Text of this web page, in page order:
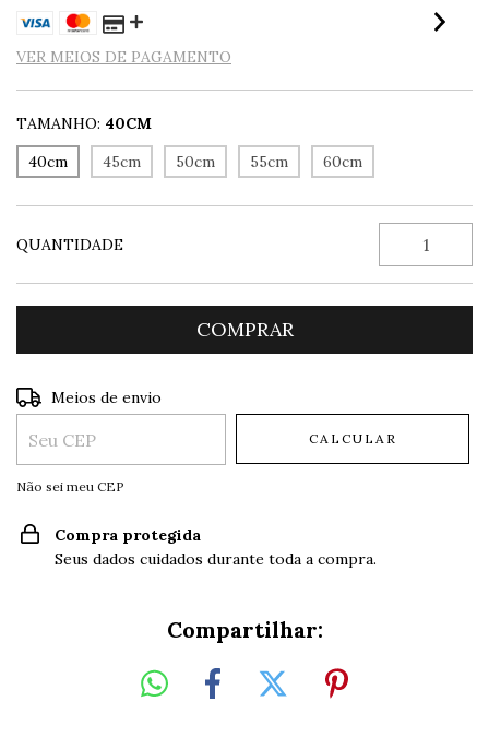
VER MEIOS DE PAGAMENTO
TAMANHO: 40CM
40cm
45cm 50cm 55cm 60cm
QUANTIDADE
Entregas para o CEP:
Meios de envio
CALCULAR
Não sei meu CEP
Compra protegida
Seus dados cuidados durante toda a compra.
Compartilhar: